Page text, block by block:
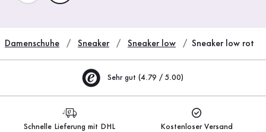
Damenschuhe Sneaker Sneaker low Sneaker low rot
Sehr gut (4.79 / 5.00)
Schnelle Lieferung mit DHL Kostenloser Versand